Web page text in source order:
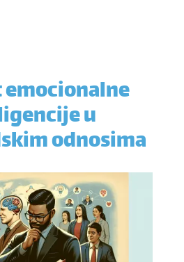
emocionalne
u
odnosima